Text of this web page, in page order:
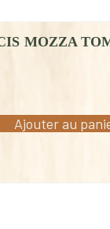
MOZZA
Ajouter au